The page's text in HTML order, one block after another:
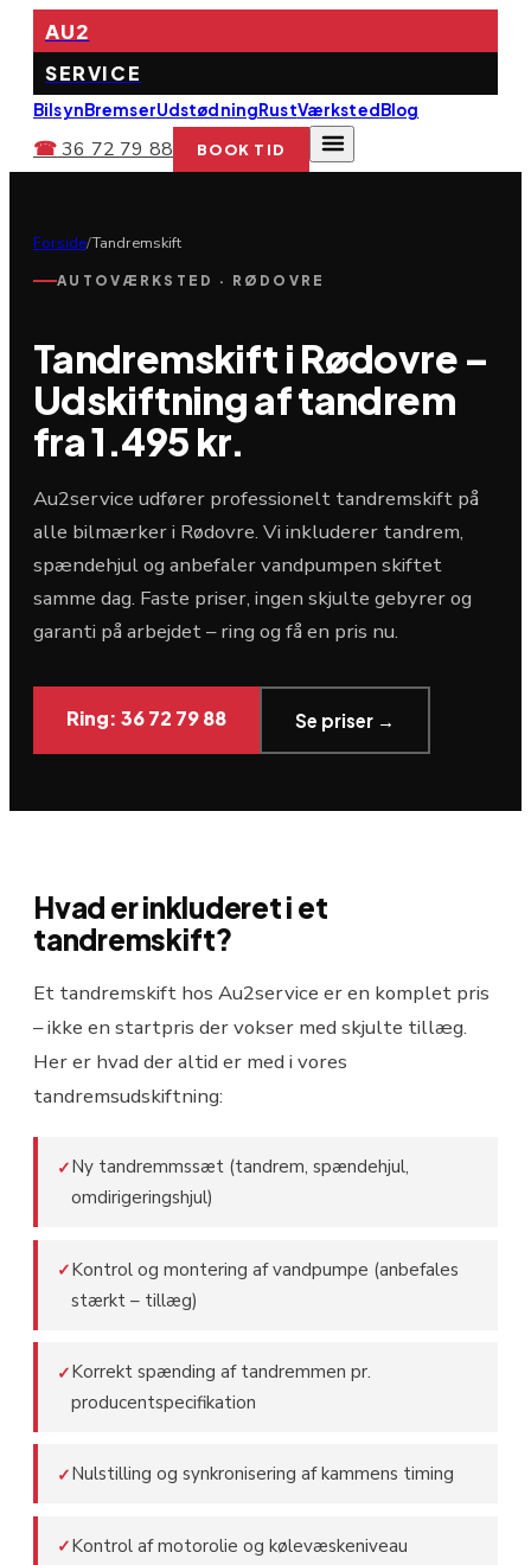
AU2
SERVICE
BilsynBremserUdstødningRustVærkstedBlog
☎36 72 79 88 BOOK TID
Forside/Tandremskift
AUTOVÆRKSTED · RØDOVRE
Tandremskift i Rødovre –
Udskiftning af tandrem
fra 1.495 kr.
Au2service udfører professionelt tandremskift på
alle bilmærker i Rødovre. Vi inkluderer tandrem,
spændehjul og anbefaler vandpumpen skiftet
samme dag. Faste priser, ingen skjulte gebyrer og
garanti på arbejdet – ring og få en pris nu.
Ring: 36 72 79 88 Se priser →
Hvad er inkluderet i et
tandremskift?
Et tandremskift hos Au2service er en komplet pris
– ikke en startpris der vokser med skjulte tillæg.
Her er hvad der altid er med i vores
tandremsudskiftning:
✓Ny tandremmssæt (tandrem, spændehjul,
omdirigeringshjul)
✓Kontrol og montering af vandpumpe (anbefales
stærkt – tillæg)
✓Korrekt spænding af tandremmen pr.
producentspecifikation
✓Nulstilling og synkronisering af kammens timing
✓Kontrol af motorolie og kølevæskeniveau